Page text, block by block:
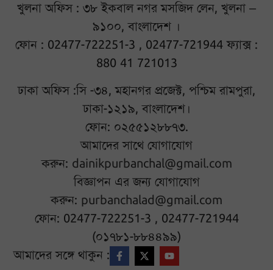
খুলনা অফিস : ৩৮ ইকবাল নগর মসজিদ লেন, খুলনা –
৯১০০, বাংলাদেশ ।
ফোন : 02477-722251-3 , 02477-721944 ফ্যাক্স :
880 41 721013
ঢাকা অফিস :সি -৩৪, মহানগর প্রজেক্ট, পশ্চিম রামপুরা,
ঢাকা-১২১৯, বাংলাদেশ।
ফোন: ০২৫৫১২৮৮৭৩.
আমাদের সাথে যোগাযোগ
করুন: dainikpurbanchal@gmail.com
বিজ্ঞাপন এর জন্য যোগাযোগ
করুন: purbanchalad@gmail.com
ফোন: 02477-722251-3 , 02477-721944
(০১৭৮১-৮৮৪৪৯৯)
আমাদের সঙ্গে থাকুন :